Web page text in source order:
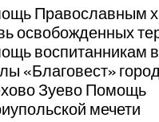
Православным
освобожденных
воспитанникам
«Благовест»
Зуево Помощь
мечети